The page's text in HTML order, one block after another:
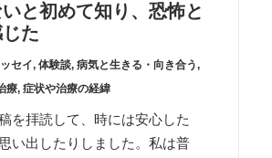
と初めて知り、恐怖と
た
セイ, 体験談, 病気と生きる・向き合う,
療, 症状や治療の経緯
を拝読して、時には安心した
い出したりしました。私は普